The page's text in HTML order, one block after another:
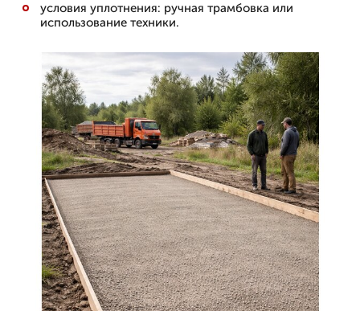
условия уплотнения: ручная трамбовка или
использование техники.